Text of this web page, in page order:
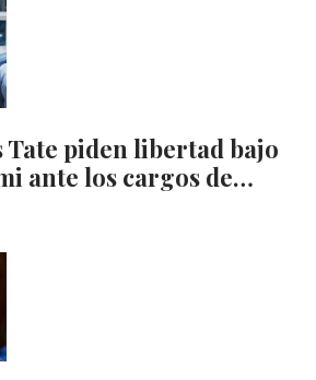
Tate piden libertad bajo
ante los cargos de…